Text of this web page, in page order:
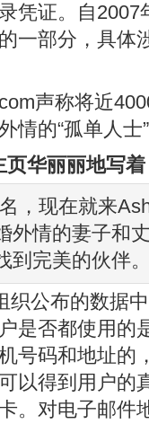
凭证。自
一部分，具体
声称将近
情的“孤单人士
华丽丽地写
，现在就来
外情的妻子
到完美的伙伴
织公布的数据
是否都使用的
号码和地址的
以得到用户的
。对电子邮件